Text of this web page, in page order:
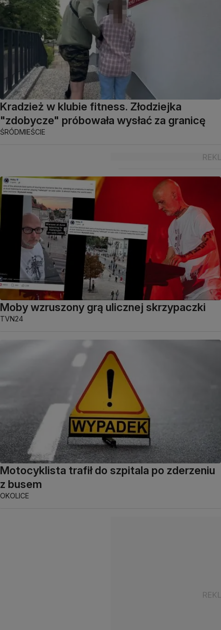
Kradzież w klubie fitness. Złodziejka
"zdobycze" próbowała wysłać za granicę
ŚRÓDMIEŚCIE
Moby wzruszony grą ulicznej skrzypaczki
TVN24
Motocyklista trafił do szpitala po zderzeniu
z busem
OKOLICE